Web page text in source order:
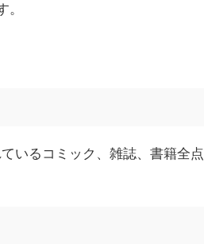
いるコミック、雑誌、書籍全点